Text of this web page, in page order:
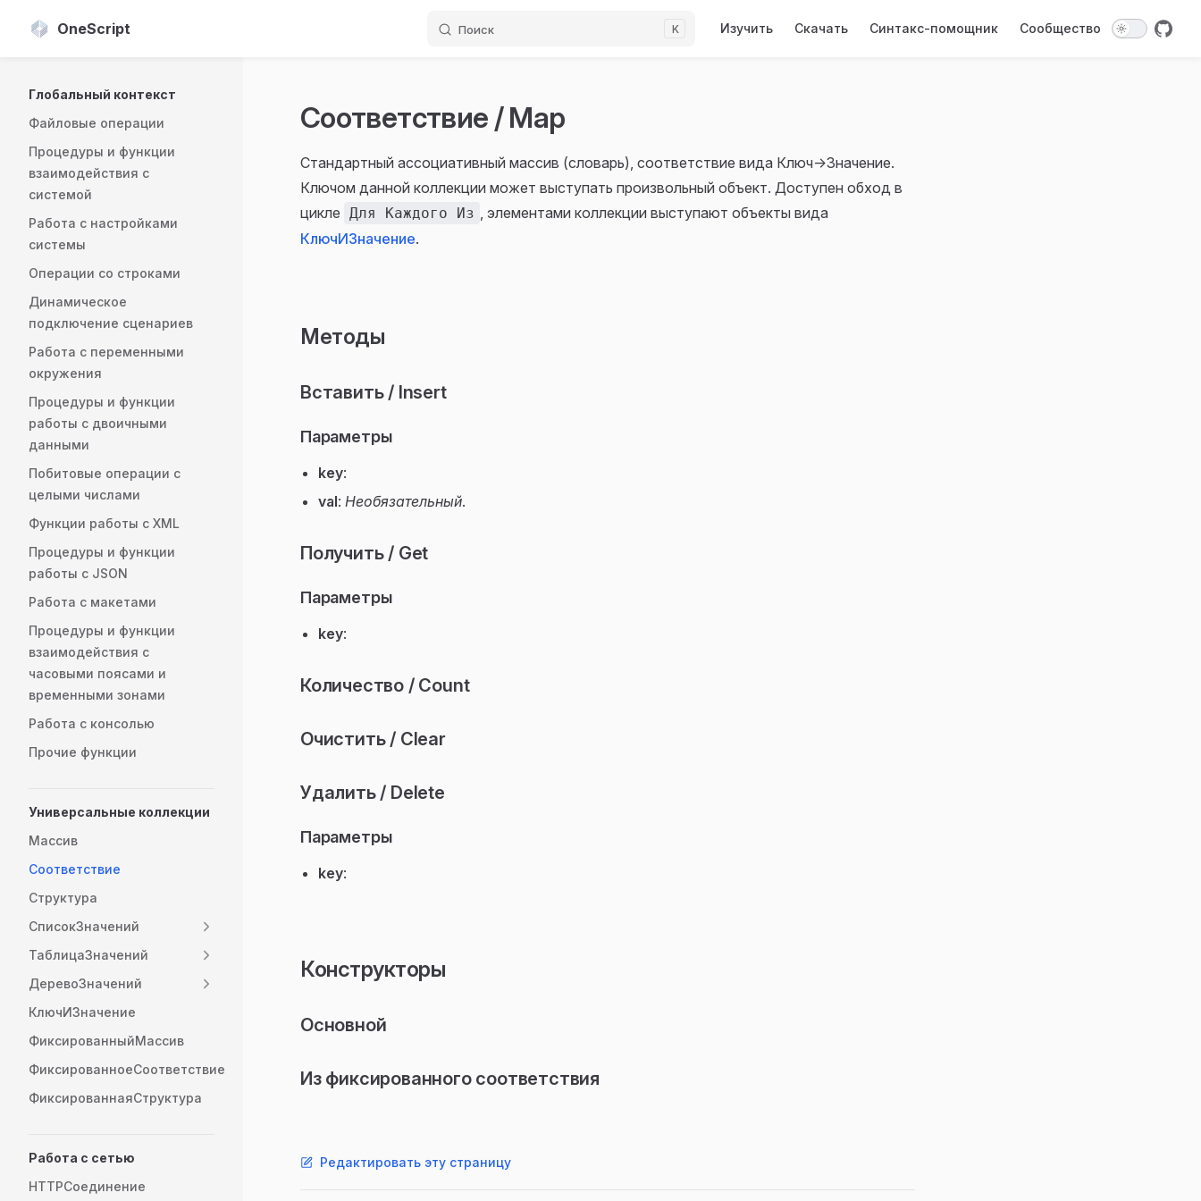
Skip to content
OneScript Поиск K Изучить Скачать Синтакс-помощник Сообщество
Глобальный контекст
Файловые операции
Процедуры и функции
взаимодействия с
системой
Работа с настройками
системы
Операции со строками
Динамическое
подключение сценариев
Работа с переменными
окружения
Процедуры и функции
работы с двоичными
данными
Побитовые операции с
целыми числами
Функции работы с XML
Процедуры и функции
работы с JSON
Работа с макетами
Процедуры и функции
взаимодействия с
часовыми поясами и
временными зонами
Работа с консолью
Прочие функции
Универсальные коллекции
Массив
Соответствие
Структура
СписокЗначений
ТаблицаЗначений
ДеревоЗначений
КлючИЗначение
ФиксированныйМассив
ФиксированноеСоответствие
ФиксированнаяСтруктура
Работа с сетью
HTTPСоединение
Соответствие / Map
Стандартный ассоциативный массив (словарь), соответствие вида Ключ->Значение.
Ключом данной коллекции может выступать произвольный объект. Доступен обход в
цикле Для Каждого Из , элементами коллекции выступают объекты вида
КлючИЗначение.
Методы
Вставить / Insert
Параметры
key:
val: Необязательный.
Получить / Get
Параметры
key:
Количество / Count
Очистить / Clear
Удалить / Delete
Параметры
key:
Конструкторы
Основной
Из фиксированного соответствия
Редактировать эту страницу